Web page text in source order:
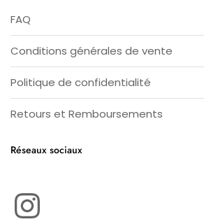
FAQ
Conditions générales de vente
Politique de confidentialité
Retours et Remboursements
Réseaux sociaux